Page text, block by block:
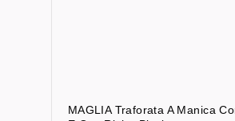
MAGLIA Traforata A Manica